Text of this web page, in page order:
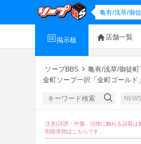
亀有/浅草/御
掲示板 店舗一覧
ソープBBS
亀有/浅草/御徒町
金町ソープ一択「金町ゴールド
NEWS
注意)誹謗・中傷、法律に触れる話題は
削除依頼は こちらです。